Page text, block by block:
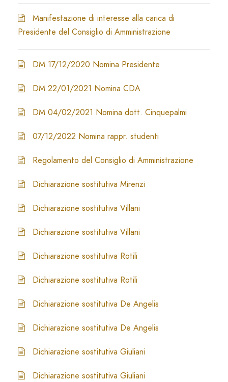
Manifestazione di interesse alla carica di
Presidente del Consiglio di Amministrazione
DM 17/12/2020 Nomina Presidente
DM 22/01/2021 Nomina CDA
DM 04/02/2021 Nomina dott. Cinquepalmi
07/12/2022 Nomina rappr. studenti
Regolamento del Consiglio di Amministrazione
Dichiarazione sostitutiva Mirenzi
Dichiarazione sostitutiva Villani
Dichiarazione sostitutiva Villani
Dichiarazione sostitutiva Rotili
Dichiarazione sostitutiva Rotili
Dichiarazione sostitutiva De Angelis
Dichiarazione sostitutiva De Angelis
Dichiarazione sostitutiva Giuliani
Dichiarazione sostitutiva Giuliani